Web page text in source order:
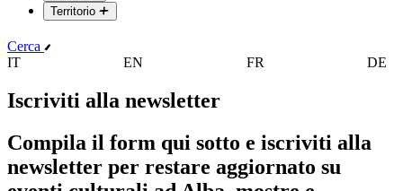
Territorio
Cerca
IT
EN FR DE
Iscriviti alla newsletter
Compila il form qui sotto e iscriviti alla
newsletter per restare aggiornato su